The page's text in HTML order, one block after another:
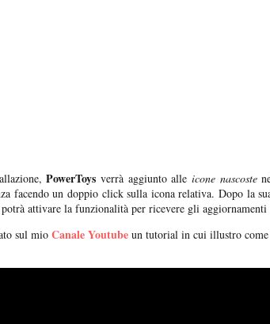
PowerToys verrà aggiunto alle icone nascoste
facendo un doppio click sulla icona relativa. Dopo la
potrà attivare la funzionalità per ricevere gli
sul mio Canale Youtube un tutorial in cui illustro